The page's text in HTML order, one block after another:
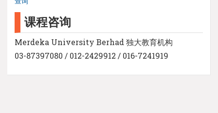
课程咨询
Merdeka University Berhad 独大教育机构
03-87397080 / 012-2429912 / 016-7241919